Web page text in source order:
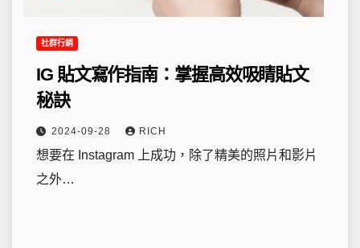
社群行銷
IG 貼文寫作指南：掌握高效吸睛貼文
秘訣
2024-09-28 RICH
想要在 Instagram 上成功，除了精美的照片和影片
之外…